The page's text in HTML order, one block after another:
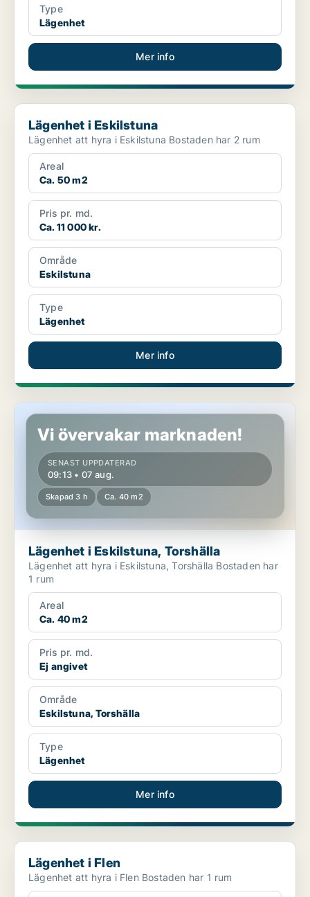
Type
Lägenhet
Mer info
Lägenhet i Eskilstuna
Lägenhet i Eskilstuna
Lägenhet att hyra i Eskilstuna Bostaden har 2 rum
Areal
Ca. 50 m2
Pris pr. md.
Ca. 11 000 kr.
Område
Eskilstuna
Type
Lägenhet
Mer info
Lägenhet i Eskilstuna, Torshälla
Vi övervakar marknaden!
SENAST UPPDATERAD
09:13 • 07 aug.
Skapad 3 h Ca. 40 m2
Lägenhet i Eskilstuna, Torshälla
Lägenhet att hyra i Eskilstuna, Torshälla Bostaden har
1 rum
Areal
Ca. 40 m2
Pris pr. md.
Ej angivet
Område
Eskilstuna, Torshälla
Type
Lägenhet
Mer info
Lägenhet i Flen
Lägenhet i Flen
Lägenhet att hyra i Flen Bostaden har 1 rum